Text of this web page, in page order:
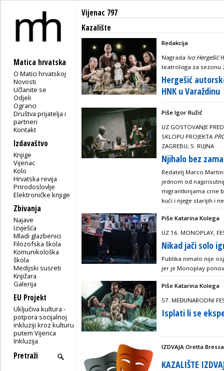
Matica hrvatska
O Matici hrvatskoj
Novosti
Učlanite se
Odjeli
Ogranci
Društva prijatelja i
partneri
Kontakt
Izdavaštvo
Knjige
Vijenac
Kolo
Hrvatska revija
Prirodoslovlje
Elektroničke knjige
Zbivanja
Najave
Izvješća
Mladi glazbenici
Filozofska škola
Komunikološka
škola
Medijski susreti
Knjižara
Galerija
EU Projekt
Uključiva kultura -
potpora socijalnoj
inkluziji kroz kulturu
putem Vijenca
Inkluzija
Vijenac 797
Kazalište
Redakcija
Nagrada Ivo Hergešić
teatrologa za sezonu
Hergešić
HNK u Varaždinu
Piše Igor Ružić
UZ GOSTOVANJE
SKLOPU PROJEKTA
ZAGREBU, 5. RUJNA
Njihalo bez
Redatelj Marco
jednom od
migrantkinjama crne
kući i njege starijih i
Piše Katarina Kolega
UZ 16. MONOPLAY,
Nikad jači solo
Publika nimalo nije
jer je Monoplay
Piše Katarina Kolega
57. MEĐUNARODNI
Isplati li se
IZDVAJA Oretta
KAZALIŠTE